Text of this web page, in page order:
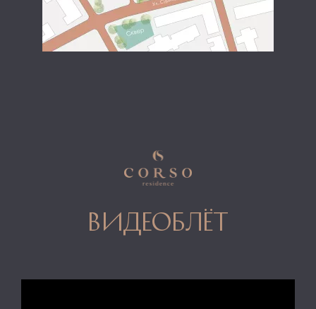
видеоблёт